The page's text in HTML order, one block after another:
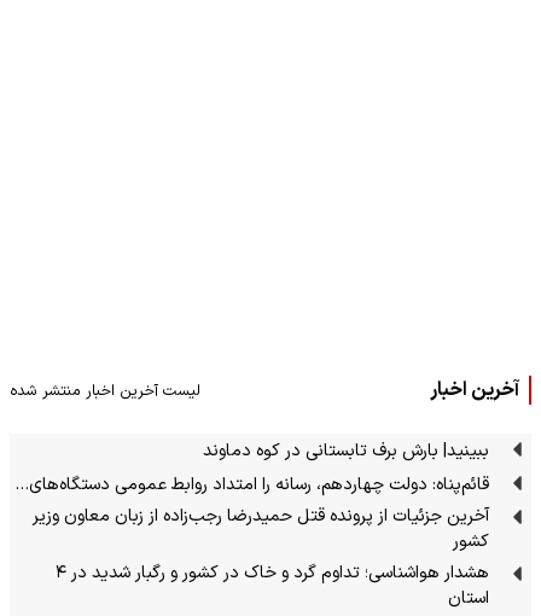
آخرین اخبار لیست آخرین اخبار منتشر شده
ببینید| بارش برف تابستانی در کوه دماوند
قائم‌پناه: دولت چهاردهم، رسانه را امتداد روابط عمومی دستگاه‌های…
آخرین جزئیات از پرونده قتل حمیدرضا رجب‌زاده از زبان معاون وزیر
کشور
هشدار هواشناسی؛ تداوم گرد و خاک در کشور و رگبار شدید در ۴
استان